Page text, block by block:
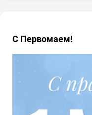
С Первомаем!